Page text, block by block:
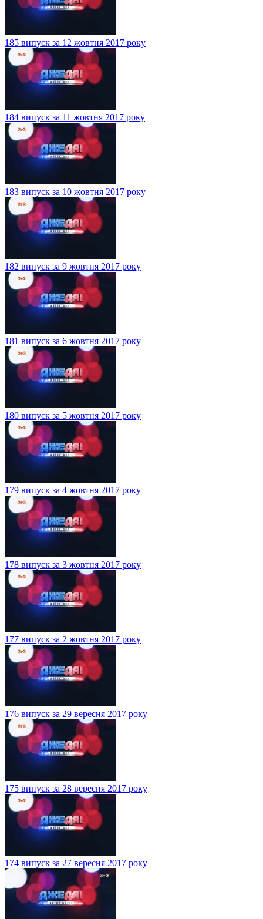
185 випуск за 12 жовтня 2017 року
184 випуск за 11 жовтня 2017 року
183 випуск за 10 жовтня 2017 року
182 випуск за 9 жовтня 2017 року
181 випуск за 6 жовтня 2017 року
180 випуск за 5 жовтня 2017 року
179 випуск за 4 жовтня 2017 року
178 випуск за 3 жовтня 2017 року
177 випуск за 2 жовтня 2017 року
176 випуск за 29 вересня 2017 року
175 випуск за 28 вересня 2017 року
174 випуск за 27 вересня 2017 року